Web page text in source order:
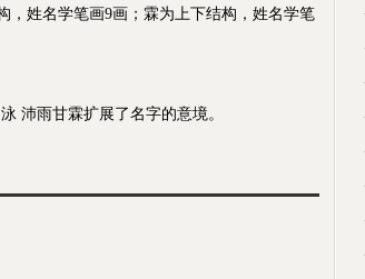
，姓名学笔画9画；霖为上下结构，姓名学笔
沛雨甘霖扩展了名字的意境。